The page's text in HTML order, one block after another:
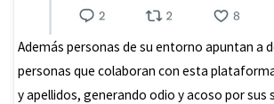
Además personas de su entorno apuntan a
personas que colaboran con esta
y apellidos, generando odio y acoso por sus